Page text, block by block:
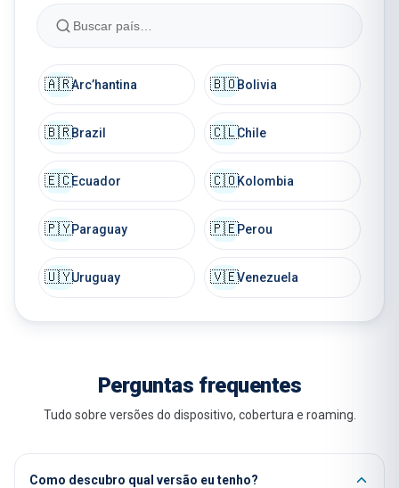
🇦🇷Arcʼhantina 🇧🇴Bolivia
🇧🇷Brazil 🇨🇱Chile
🇪🇨Ecuador 🇨🇴Kolombia
🇵🇾Paraguay 🇵🇪Perou
🇺🇾Uruguay 🇻🇪Venezuela
Perguntas frequentes
Tudo sobre versões do dispositivo, cobertura e roaming.
Como descubro qual versão eu tenho?